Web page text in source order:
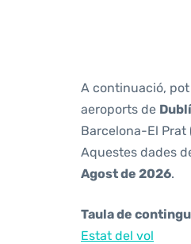
A continuació,
aeroports de
Barcelona-El Prat
Aquestes dades
Agost de 2026.
Taula de
Estat del vol